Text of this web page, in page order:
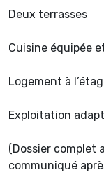
Deux terrasses
Cuisine équipée
Logement à
Exploitation
(Dossier complet
communiqué